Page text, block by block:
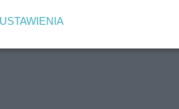
USTAWIENIA